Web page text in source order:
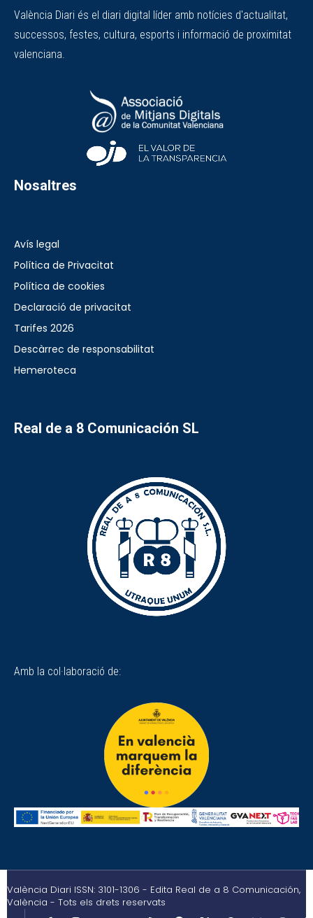
València Diari és el diari digital líder amb notícies d'actualitat,
successos, festes, cultura, esports i informació de proximitat
valenciana.
Nosaltres
Avís legal
Política de Privacitat
Política de cookies
Declaració de privacitat
Tarifes 2026
Descàrrec de responsabilitat
Hemeroteca
Real de a 8 Comunicación SL
Amb la col·laboració de:
València Diari ISSN: 3101-1306 - Edita Real de a 8 Comunicación,
València - Tots els drets reservats